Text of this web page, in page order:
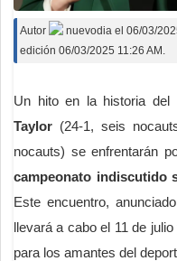
Autor nuevodia el 06/03/
edición 06/03/2025 11:26 AM.
Un hito en la historia del
Taylor (24-1, seis
nocauts) se enfrentarán
campeonato indiscutido
Este encuentro,
llevará a cabo el 11 de
para los amantes del